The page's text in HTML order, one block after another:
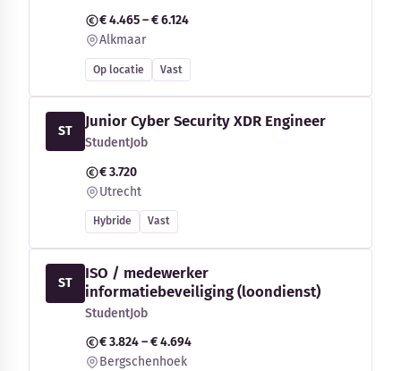
€ 4.465 – € 6.124
Alkmaar
Op locatie Vast
ST
Junior Cyber Security XDR Engineer
StudentJob
€ 3.720
Utrecht
Hybride Vast
ST
ISO / medewerker
informatiebeveiliging (loondienst)
StudentJob
€ 3.824 – € 4.694
Bergschenhoek